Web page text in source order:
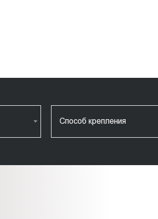
Способ крепления